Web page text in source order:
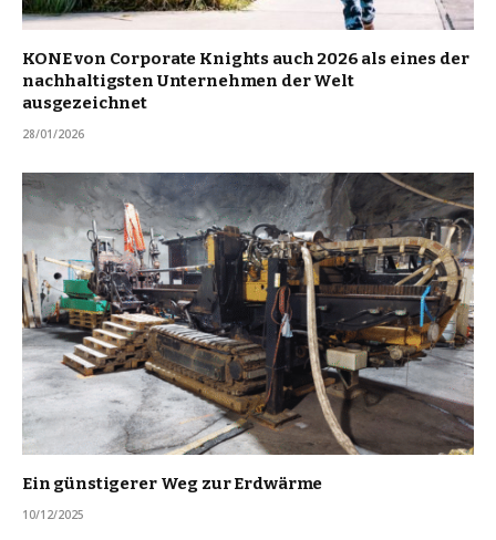
KONE von Corporate Knights auch 2026 als eines der
nachhaltigsten Unternehmen der Welt
ausgezeichnet
28/01/2026
Ein günstigerer Weg zur Erdwärme
10/12/2025